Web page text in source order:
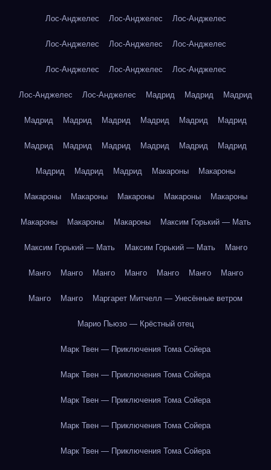
Лос-Анджелес Лос-Анджелес Лос-Анджелес
Лос-Анджелес Лос-Анджелес Лос-Анджелес
Лос-Анджелес Лос-Анджелес Лос-Анджелес
Лос-Анджелес Лос-Анджелес Мадрид Мадрид Мадрид
Мадрид Мадрид Мадрид Мадрид Мадрид Мадрид
Мадрид Мадрид Мадрид Мадрид Мадрид Мадрид
Мадрид Мадрид Мадрид Макароны Макароны
Макароны Макароны Макароны Макароны Макароны
Макароны Макароны Макароны Максим Горький — Мать
Максим Горький — Мать Максим Горький — Мать Манго
Манго Манго Манго Манго Манго Манго Манго
Манго Манго Маргарет Митчелл — Унесённые ветром
Марио Пьюзо — Крёстный отец
Марк Твен — Приключения Тома Сойера
Марк Твен — Приключения Тома Сойера
Марк Твен — Приключения Тома Сойера
Марк Твен — Приключения Тома Сойера
Марк Твен — Приключения Тома Сойера